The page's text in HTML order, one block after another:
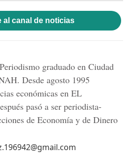
al canal de noticias
graduado en Ciudad
Desde agosto 1995
económicas en EL
pasó a ser periodista-
de Economía y de Dinero